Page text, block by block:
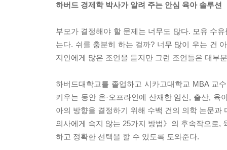
하버드 경제학 박사가 알려 주는 안심 육아 솔루션
부모가 결정해야 할 문제는 너무도 많다. 모유 수
는다. 쉬를 충분히 하는 걸까? 너무 많이 우는 건
지인에게 많은 조언을 듣지만 그런 조언들은 대부
하버드대학교를 졸업하고 시카고대학교 MBA 교
키우는 동안 온·오프라인에 산재한 임신, 출산,
아의 방향을 결정하기 위해 수백 건의 의학 논문
의사에게 속지 않는 25가지 방법》의 후속작으로,
하고 정확한 선택을 할 수 있도록 도와준다.